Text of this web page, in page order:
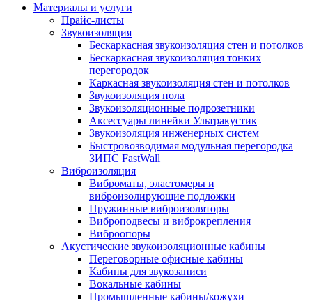
Материалы и услуги
Прайс-листы
Звукоизоляция
Бескаркасная звукоизоляция стен и потолков
Бескаркасная звукоизоляция тонких
перегородок
Каркасная звукоизоляция стен и потолков
Звукоизоляция пола
Звукоизоляционные подрозетники
Аксессуары линейки Ультракустик
Звукоизоляция инженерных систем
Быстровозводимая модульная перегородка
ЗИПС FastWall
Виброизоляция
Виброматы, эластомеры и
виброизолирующие подложки
Пружинные виброизоляторы
Виброподвесы и виброкрепления
Виброопоры
Акустические звукоизоляционные кабины
Переговорные офисные кабины
Кабины для звукозаписи
Вокальные кабины
Промышленные кабины/кожухи